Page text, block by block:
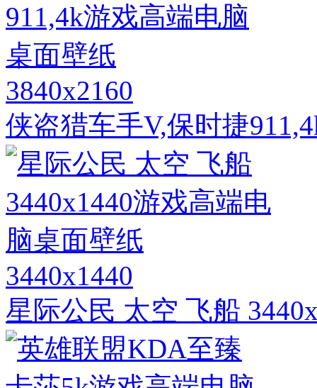
3840x2160
侠盗猎车手V,保时捷
3440x1440
星际公民 太空 飞船